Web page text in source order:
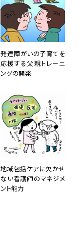
発達障がいの子育てを
応援する父親トレーニ
ングの開発
地域包括ケアに欠かせ
ない看護師のマネジメ
ント能力